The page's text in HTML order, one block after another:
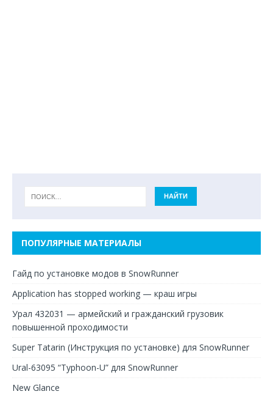
ПОПУЛЯРНЫЕ МАТЕРИАЛЫ
Гайд по установке модов в SnowRunner
Application has stopped working — краш игры
Урал 432031 — армейский и гражданский грузовик
повышенной проходимости
Super Tatarin (Инструкция по установке) для SnowRunner
Ural-63095 “Typhoon-U” для SnowRunner
New Glance